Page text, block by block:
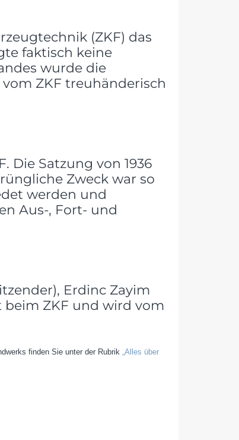
(ZKF) das
faktisch keine
wurde die
ZKF treuhänderisch
Die Satzung von 1936
Zweck war so
werden und
Aus-, Fort- und
Erdinc Zayim
beim ZKF und wird vom
finden Sie unter der Rubrik „Alles über